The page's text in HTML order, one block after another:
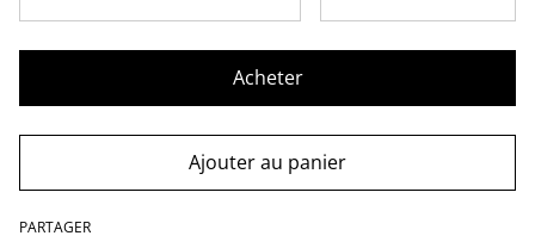
Acheter
Ajouter au panier
PARTAGER